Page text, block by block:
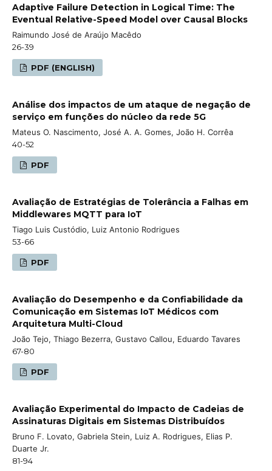
Adaptive Failure Detection in Logical Time: The
Eventual Relative-Speed Model over Causal Blocks
Raimundo José de Araújo Macêdo
26-39
PDF (ENGLISH)
Análise dos impactos de um ataque de negação de
serviço em funções do núcleo da rede 5G
Mateus O. Nascimento, José A. A. Gomes, João H. Corrêa
40-52
PDF
Avaliação de Estratégias de Tolerância a Falhas em
Middlewares MQTT para IoT
Tiago Luis Custódio, Luiz Antonio Rodrigues
53-66
PDF
Avaliação do Desempenho e da Confiabilidade da
Comunicação em Sistemas IoT Médicos com
Arquitetura Multi-Cloud
João Tejo, Thiago Bezerra, Gustavo Callou, Eduardo Tavares
67-80
PDF
Avaliação Experimental do Impacto de Cadeias de
Assinaturas Digitais em Sistemas Distribuídos
Bruno F. Lovato, Gabriela Stein, Luiz A. Rodrigues, Elias P.
Duarte Jr.
81-94